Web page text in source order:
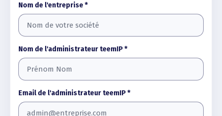
Nom de l'entreprise *
Nom de l'administrateur teemIP *
Email de l'administrateur teemIP *